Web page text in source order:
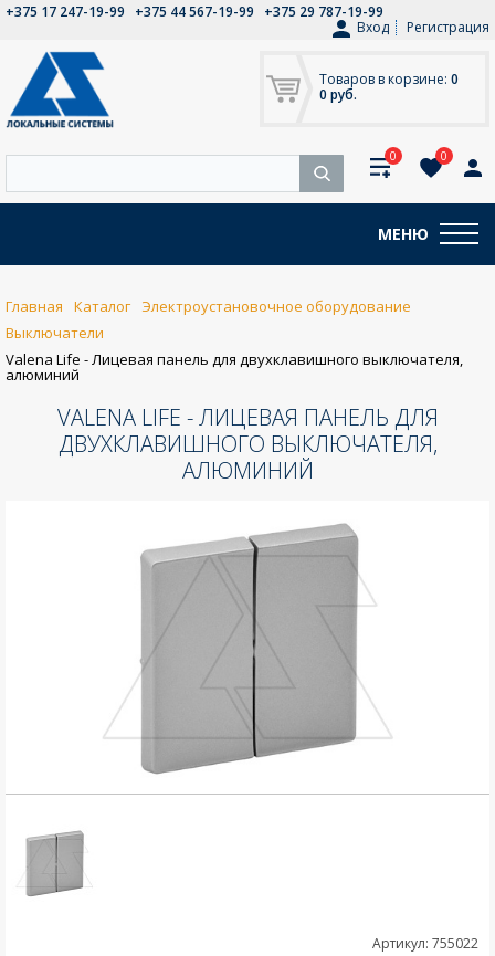
+375 17 247-19-99 +375 44 567-19-99
+375 29 787-19-99
Вход
Регистрация
Товаров в корзине: 0
0 руб.
0 0
МЕНЮ
Главная Каталог
Электроустановочное оборудование
Выключатели
Valena Life - Лицевая панель для двухклавишного выключателя,
алюминий
VALENA LIFE - ЛИЦЕВАЯ ПАНЕЛЬ ДЛЯ
ДВУХКЛАВИШНОГО ВЫКЛЮЧАТЕЛЯ,
АЛЮМИНИЙ
Артикул: 755022